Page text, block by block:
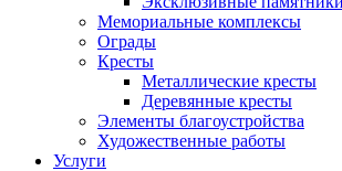
Мемориальные комплексы
Ограды
Кресты
Металлические кресты
Деревянные кресты
Элементы благоустройства
Художественные работы
Услуги